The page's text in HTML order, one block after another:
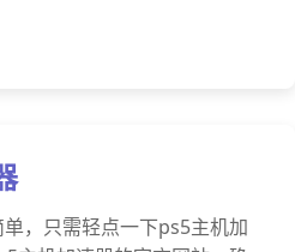
，只需轻点一下ps5主机加